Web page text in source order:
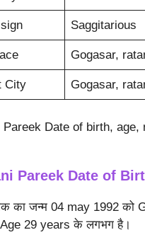
Saggitarious
Gogasar,
City Gogasar,
Pareek Date of birth,
Pareek Date of
का जन्म 04 may 1992
Age 29 years के लगभग है।